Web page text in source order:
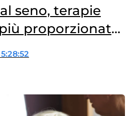
seno, terapie
proporzionate